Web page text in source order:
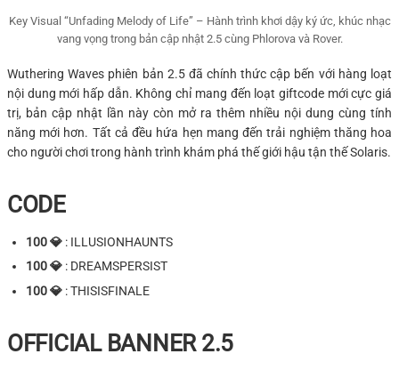
Key Visual “Unfading Melody of Life” – Hành trình khơi dậy ký ức, khúc nhạc
vang vọng trong bản cập nhật 2.5 cùng Phlorova và Rover.
Wuthering Waves phiên bản 2.5 đã chính thức cập bến với hàng loạt
nội dung mới hấp dẫn. Không chỉ mang đến loạt giftcode mới cực giá
trị, bản cập nhật lần này còn mở ra thêm nhiều nội dung cùng tính
năng mới hơn. Tất cả đều hứa hẹn mang đến trải nghiệm thăng hoa
cho người chơi trong hành trình khám phá thế giới hậu tận thế Solaris.
CODE
100 💎 : ILLUSIONHAUNTS
100 💎 : DREAMSPERSIST
100 💎 : THISISFINALE
OFFICIAL BANNER 2.5